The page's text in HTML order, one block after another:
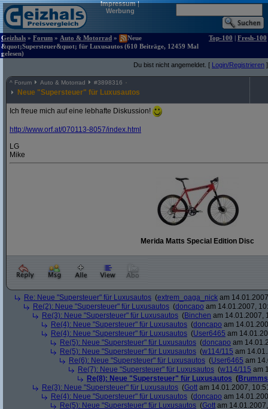
Impressum|
Werbung
Geizhals » Forum » Auto & Motorrad »
Neue
&quot;Supersteuer&quot; für Luxusautos (610 Beiträge, 12459 Mal
gelesen)
Top-100 | Fresh-100
Du bist nicht angemeldet. [ Login/Registrieren ]
^ Forum Auto & Motorrad #3898316
Neue "Supersteuer" für Luxusautos
Ich freue mich auf eine lebhafte Diskussion!
http://www.orf.at/070113-8057/index.html
LG
Mike
Merida Matts Special Edition Disc
Re: Neue "Supersteuer" für Luxusautos (extrem_oaga_nick am
Re(2): Neue "Supersteuer" für Luxusautos (doncapo am 14.01.2007,
Re(3): Neue "Supersteuer" für Luxusautos (Binchen am 14.01.2007,
Re(4): Neue "Supersteuer" für Luxusautos (doncapo am
Re(4): Neue "Supersteuer" für Luxusautos (User6465 am
Re(5): Neue "Supersteuer" für Luxusautos (doncapo am
Re(5): Neue "Supersteuer" für Luxusautos (w114/115 am
Re(6): Neue "Supersteuer" für Luxusautos (User6465 am
Re(7): Neue "Supersteuer" für Luxusautos (w114/115 am
Re(8): Neue "Supersteuer" für Luxusautos (
Re(3): Neue "Supersteuer" für Luxusautos (Gott am 14.01.2007,
Re(4): Neue "Supersteuer" für Luxusautos (doncapo am
Re(5): Neue "Supersteuer" für Luxusautos (Gott am